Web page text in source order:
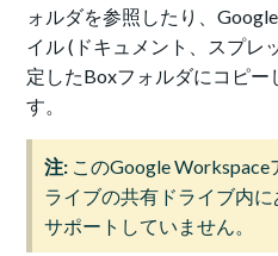
ォルダを参照したり、
イル (ドキュメント、スプレ
定したBoxフォルダにコピー
す。
注: このGoogle
ライブの共有ドライブ内
サポートしていません。